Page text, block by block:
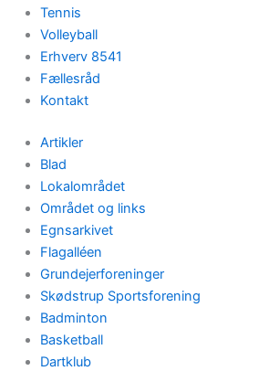
Tennis
Volleyball
Erhverv 8541
Fællesråd
Kontakt
Artikler
Blad
Lokalområdet
Området og links
Egnsarkivet
Flagalléen
Grundejerforeninger
Skødstrup Sportsforening
Badminton
Basketball
Dartklub